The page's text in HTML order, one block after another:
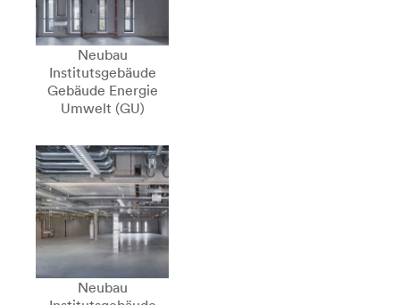
Neubau
Institutsgebäude
Gebäude Energie
Umwelt (GU)
Neubau